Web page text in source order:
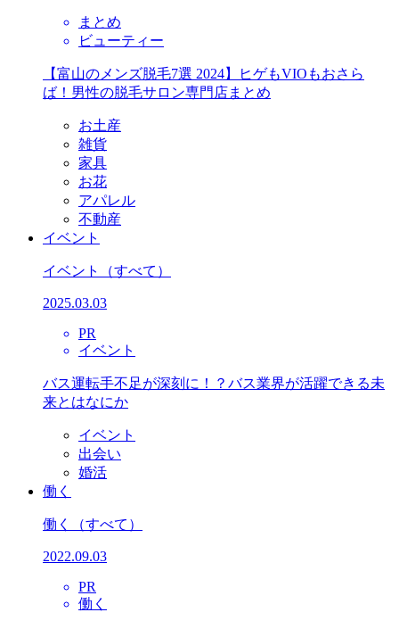
まとめ
ビューティー
【富山のメンズ脱毛7選 2024】ヒゲもVIOもおさら
ば！男性の脱毛サロン専門店まとめ
お土産
雑貨
家具
お花
アパレル
不動産
イベント
イベント （すべて）
2025.03.03
PR
イベント
バス運転手不足が深刻に！？バス業界が活躍できる未
来とはなにか
イベント
出会い
婚活
働く
働く （すべて）
2022.09.03
PR
働く